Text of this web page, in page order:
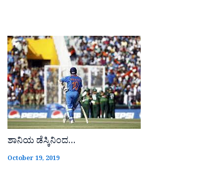
ಶಾನಿಯ ಡೆಸ್ಕಿನಿಂದ…
October 19, 2019